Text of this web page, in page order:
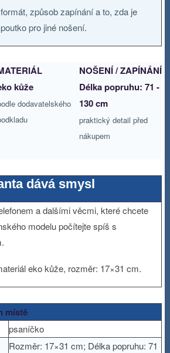
způsob zapínání a to, zda je
pro jiné nošení.
kůže
dodavatelského
NOŠENÍ / ZAPÍNÁNÍ
Délka popruhu: 71 -
130 cm
praktický detail před
nákupem
dává smysl
a dalšími věcmi, které chcete
modelu počítejte spíš s
eko kůže, rozměr: 17×31 cm.
místě
psaníčko
Rozměr: 17×31 cm; Délka popruhu: 71